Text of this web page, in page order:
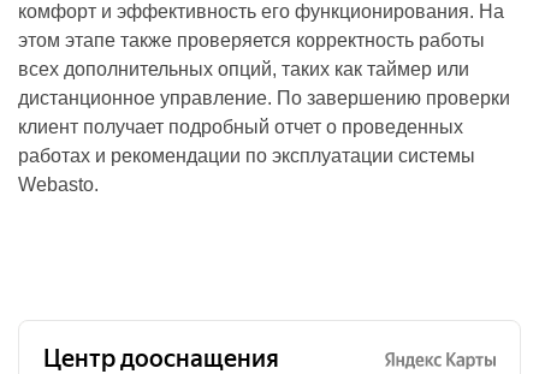
комфорт и эффективность его функционирования. На
этом этапе также проверяется корректность работы
всех дополнительных опций, таких как таймер или
дистанционное управление. По завершению проверки
клиент получает подробный отчет о проведенных
работах и рекомендации по эксплуатации системы
Webasto.